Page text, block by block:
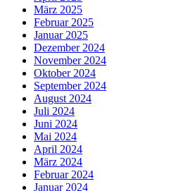
März 2025
Februar 2025
Januar 2025
Dezember 2024
November 2024
Oktober 2024
September 2024
August 2024
Juli 2024
Juni 2024
Mai 2024
April 2024
März 2024
Februar 2024
Januar 2024